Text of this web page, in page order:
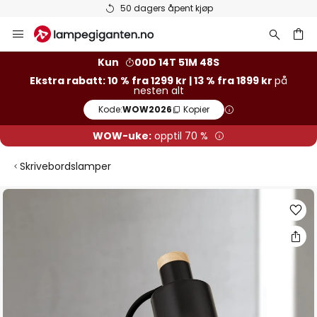
50 dagers åpent kjøp
Hopp
til
Kun
00D 14T 51M 48S
Ekstra rabatt: 10 % fra 1299 kr | 13 % fra 1899 kr på
nesten alt
Kode:WOW2026 Kopier
WOW-uke: opptil 70 %
Skrivebordslamper
Gå